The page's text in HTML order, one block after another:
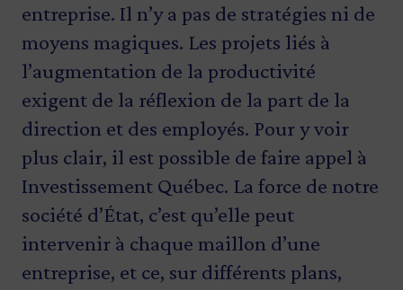
entreprise. Il n’y a pas de stratégies ni de
moyens magiques. Les projets liés à
l’augmentation de la productivité
exigent de la réflexion de la part de la
direction et des employés. Pour y voir
plus clair, il est possible de faire appel à
Investissement Québec. La force de notre
société d’État, c’est qu’elle peut
intervenir à chaque maillon d’une
entreprise, et ce, sur différents plans,